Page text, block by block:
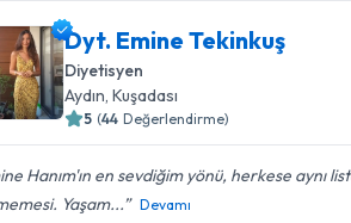
Dyt. Emine Tekinkuş
Diyetisyen
Aydın , Kuşadası
5 (44 Değerlendirme)
Hanım'ın en sevdiğim yönü, herkese aynı
Yaşam...
Devamı